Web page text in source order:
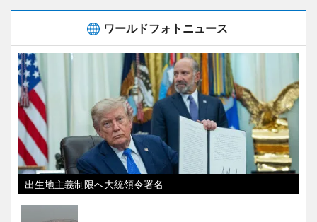
ワールドフォトニュース
出生地主義制限へ大統領令署名